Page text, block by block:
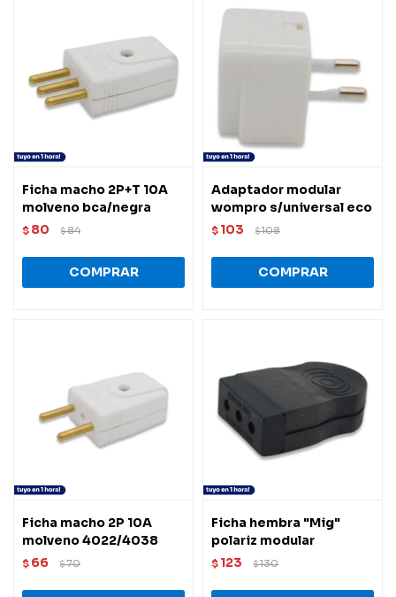
Ficha macho 2P+T 10A
molveno bca/negra
$ 80 $84
Adaptador modular
wompro s/universal eco
$ 103 $108
Ficha macho 2P 10A
molveno 4022/4038
$ 66 $70
Ficha hembra "Mig"
polariz modular
$ 123 $130